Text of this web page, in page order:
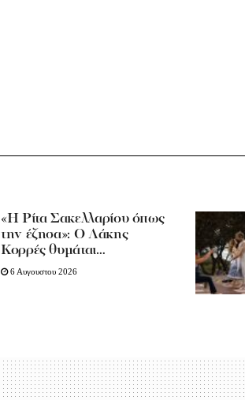
«Η Ρίτα Σακελλαρίου όπως
την έζησα»: Ο Λάκης
Κορρές θυμάται…
6 Αυγουστου 2026